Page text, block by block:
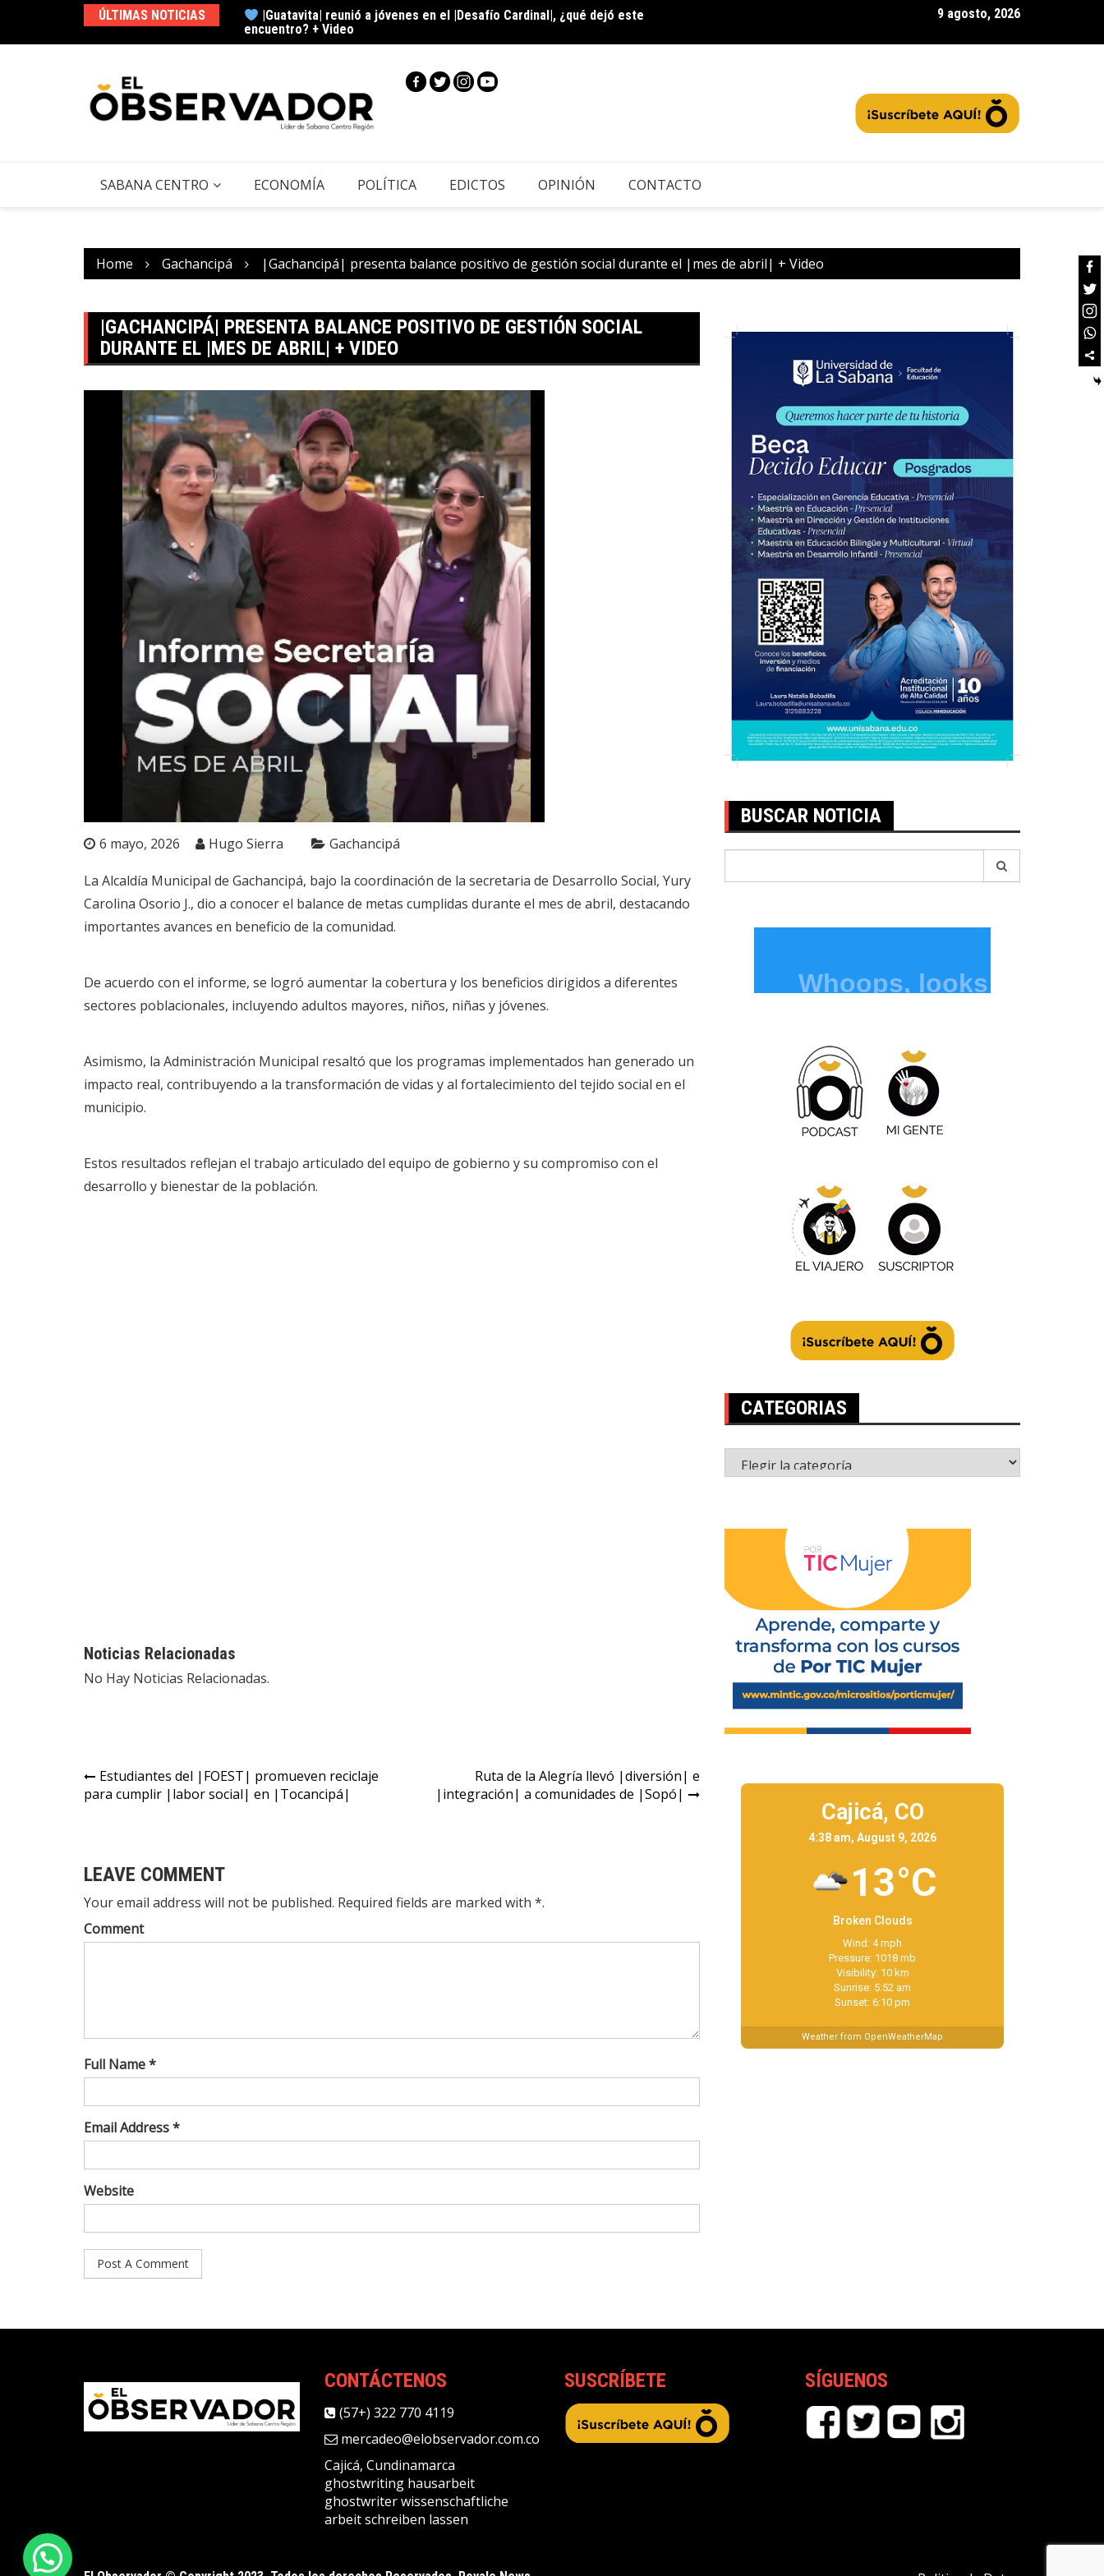
ÚLTIMAS NOTICIAS
del |Neusa|, ¿qué actividades tendrá? +
|Guatavita| reunió a jóvenes en el |Desafío Cardinal|, ¿qué dejó este
encuentro? + Video
Cajicá encendió el Mes del Rock, ¿cómo fue esta experiencia
9 agosto, 2026
SABANA CENTRO ECONOMÍA POLÍTICA EDICTOS OPINIÓN CONTACTO
Home Gachancipá |Gachancipá| presenta balance positivo de gestión social durante el |mes de abril| + Video
|GACHANCIPÁ| PRESENTA BALANCE POSITIVO DE GESTIÓN SOCIAL
DURANTE EL |MES DE ABRIL| + VIDEO
6 mayo, 2026 Hugo Sierra Gachancipá
La Alcaldía Municipal de Gachancipá, bajo la coordinación de la secretaria de Desarrollo Social, Yury
Carolina Osorio J., dio a conocer el balance de metas cumplidas durante el mes de abril, destacando
importantes avances en beneficio de la comunidad.
De acuerdo con el informe, se logró aumentar la cobertura y los beneficios dirigidos a diferentes
sectores poblacionales, incluyendo adultos mayores, niños, niñas y jóvenes.
Asimismo, la Administración Municipal resaltó que los programas implementados han generado un
impacto real, contribuyendo a la transformación de vidas y al fortalecimiento del tejido social en el
municipio.
Estos resultados reflejan el trabajo articulado del equipo de gobierno y su compromiso con el
desarrollo y bienestar de la población.
Noticias Relacionadas
No Hay Noticias Relacionadas.
Estudiantes del |FOEST| promueven reciclaje
para cumplir |labor social| en |Tocancipá|
Ruta de la Alegría llevó |diversión| e
|integración| a comunidades de |Sopó|
LEAVE COMMENT
Your email address will not be published. Required fields are marked with *.
Comment
Full Name *
Email Address *
Website
BUSCAR NOTICIA
CATEGORIAS
Cajicá, CO
4:38 am, August 9, 2026
13°C
Broken Clouds
Wind: 4 mph
Pressure: 1018 mb
Visibility: 10 km
Sunrise: 5:52 am
Sunset: 6:10 pm
Weather from OpenWeatherMap
CONTÁCTENOS
(57+) 322 770 4119
mercadeo@elobservador.com.co
Cajicá, Cundinamarca
ghostwriting hausarbeit
ghostwriter wissenschaftliche
arbeit schreiben lassen
SUSCRÍBETE SÍGUENOS